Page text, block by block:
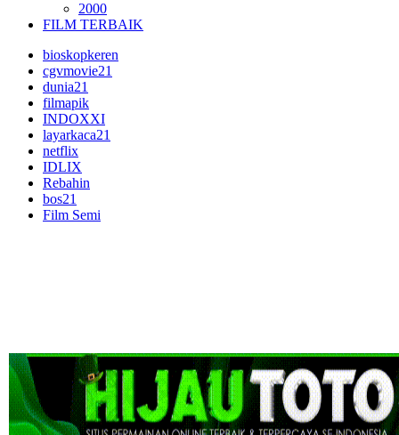
2000
FILM TERBAIK
bioskopkeren
cgvmovie21
dunia21
filmapik
INDOXXI
layarkaca21
netflix
IDLIX
Rebahin
bos21
Film Semi